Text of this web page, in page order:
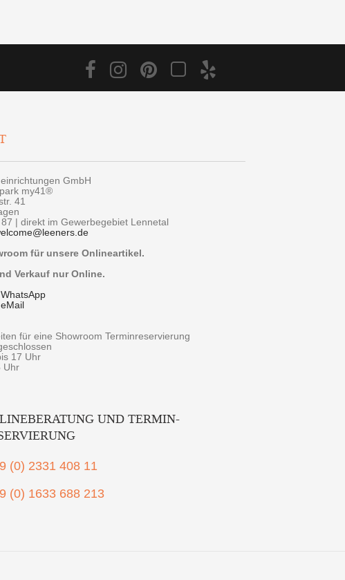
GmbH
my41®
41
| direkt im Gewerbegebiet Lennetal
@leeners.de
für unsere Onlineartikel.
Verkauf nur Online.
WhatsApp
eMail
für eine Showroom Terminreservierung
17 Uhr
Uhr
UND TERMIN-
(0) 2331 408 11
(0) 1633 688 213